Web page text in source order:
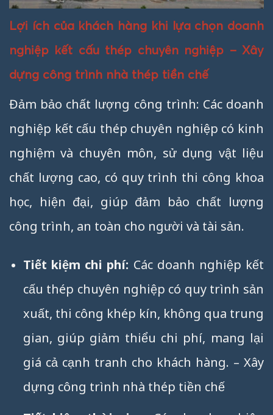
Lợi ích của khách hàng khi lựa chọn doanh
nghiệp kết cấu thép chuyên nghiệp – Xây
dựng công trình nhà thép tiền chế
Đảm bảo chất lượng công trình: Các doanh
nghiệp kết cấu thép chuyên nghiệp có kinh
nghiệm và chuyên môn, sử dụng vật liệu
chất lượng cao, có quy trình thi công khoa
học, hiện đại, giúp đảm bảo chất lượng
công trình, an toàn cho người và tài sản.
Tiết kiệm chi phí: Các doanh nghiệp kết
cấu thép chuyên nghiệp có quy trình sản
xuất, thi công khép kín, không qua trung
gian, giúp giảm thiểu chi phí, mang lại
giá cả cạnh tranh cho khách hàng. – Xây
dựng công trình nhà thép tiền chế